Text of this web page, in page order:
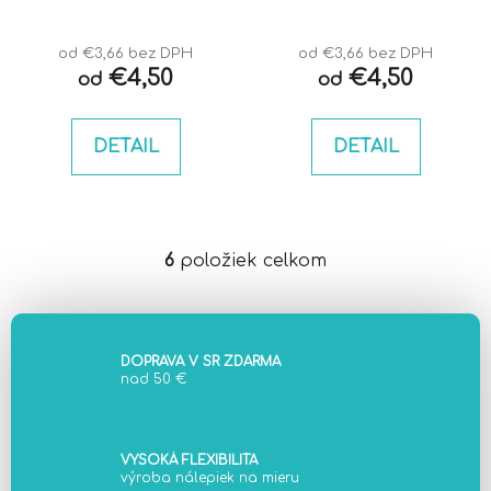
od €3,66 bez DPH
od €4,50
DETAIL
od €3,66 bez DPH
od €4,50
DETAIL
O
l
d
e
6 položiek celkom
DOPRAVA V SR ZDARMA
nad 50 €
VYSOKÁ FLEXIBILITA
výroba nálepiek na mieru